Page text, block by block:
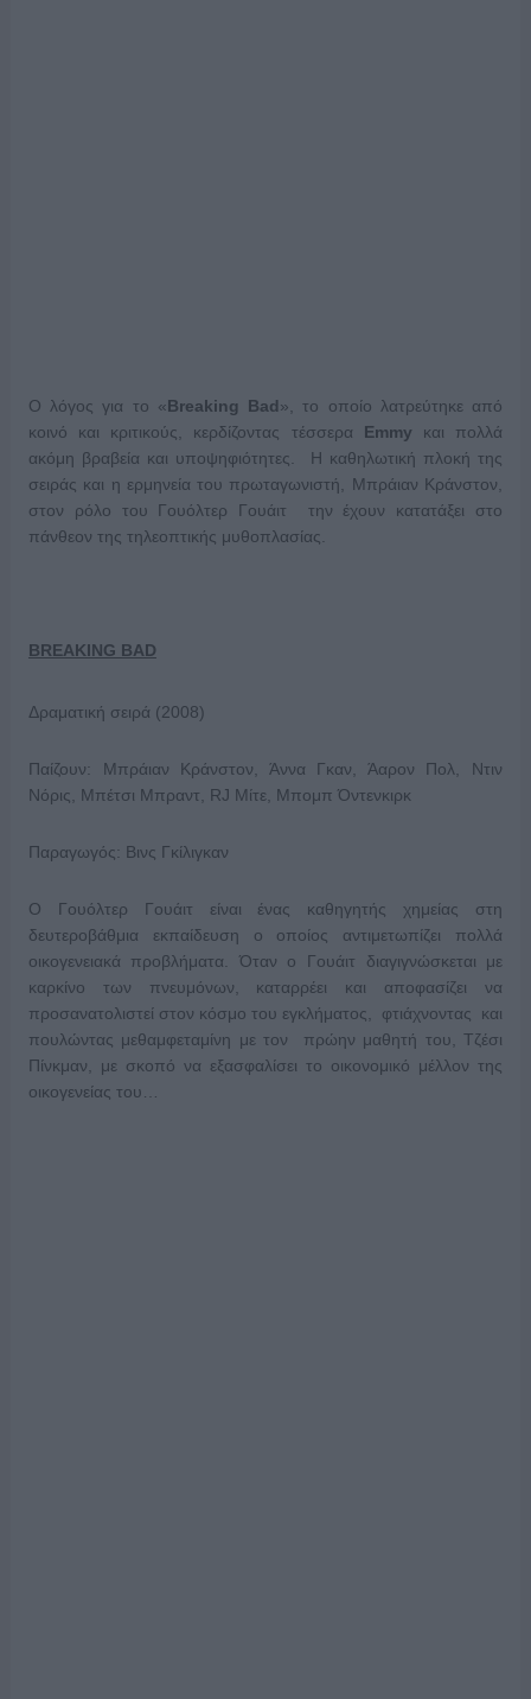
Ο λόγος για το «Breaking Bad», το οποίο λατρεύτηκε από
κοινό και κριτικούς, κερδίζοντας τέσσερα Emmy και πολλά
ακόμη βραβεία και υποψηφιότητες. Η καθηλωτική πλοκή της
σειράς και η ερμηνεία του πρωταγωνιστή, Μπράιαν Κράνστον,
στον ρόλο του Γουόλτερ Γουάιτ την έχουν κατατάξει στο
πάνθεον της τηλεοπτικής μυθοπλασίας.
BREAKING BAD
Δραματική σειρά (2008)
Παίζουν: Μπράιαν Κράνστον, Άννα Γκαν, Άαρον Πολ, Ντιν
Νόρις, Μπέτσι Μπραντ, RJ Μίτε, Μπομπ Όντενκιρκ
Παραγωγός: Βινς Γκίλιγκαν
O Γουόλτερ Γουάιτ είναι ένας καθηγητής χημείας στη
δευτεροβάθμια εκπαίδευση ο οποίος αντιμετωπίζει πολλά
οικογενειακά προβλήματα. Όταν ο Γουάιτ διαγιγνώσκεται με
καρκίνο των πνευμόνων, καταρρέει και αποφασίζει να
προσανατολιστεί στον κόσμο του εγκλήματος, φτιάχνοντας και
πουλώντας μεθαμφεταμίνη με τον πρώην μαθητή του, Τζέσι
Πίνκμαν, με σκοπό να εξασφαλίσει το οικονομικό μέλλον της
οικογενείας του…